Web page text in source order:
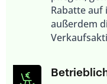
Rabatte auf
außerdem